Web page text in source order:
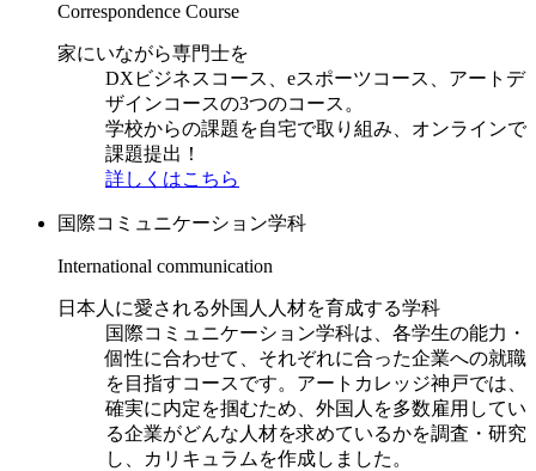
Correspondence Course
家にいながら専門士を
DXビジネスコース、eスポーツコース、アートデ
ザインコースの3つのコース。
学校からの課題を自宅で取り組み、オンラインで
課題提出！
詳しくはこちら
国際コミュニケーション学科
International communication
日本人に愛される外国人人材を育成する学科
国際コミュニケーション学科は、各学生の能力・
個性に合わせて、それぞれに合った企業への就職
を目指すコースです。アートカレッジ神戸では、
確実に内定を掴むため、外国人を多数雇用してい
る企業がどんな人材を求めているかを調査・研究
し、カリキュラムを作成しました。